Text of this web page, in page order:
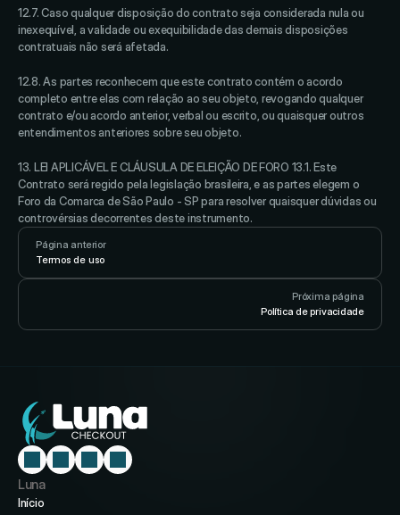
12.7. Caso qualquer disposição do contrato seja considerada nula ou
inexequível, a validade ou exequibilidade das demais disposições
contratuais não será afetada.
12.8. As partes reconhecem que este contrato contém o acordo
completo entre elas com relação ao seu objeto, revogando qualquer
contrato e/ou acordo anterior, verbal ou escrito, ou quaisquer outros
entendimentos anteriores sobre seu objeto.
13. LEI APLICÁVEL E CLÁUSULA DE ELEIÇÃO DE FORO 13.1. Este
Contrato será regido pela legislação brasileira, e as partes elegem o
Foro da Comarca de São Paulo - SP para resolver quaisquer dúvidas ou
controvérsias decorrentes deste instrumento.
Página anterior
Termos de uso
Próxima página
Política de privacidade
Luna
Início